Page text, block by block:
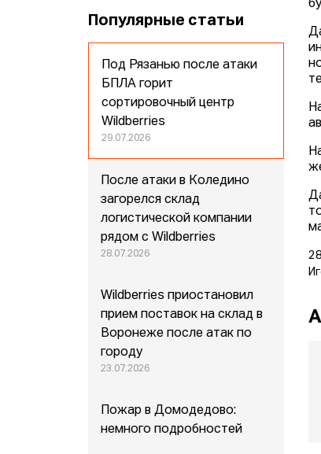
Популярные статьи
Под Рязанью после атаки
БПЛА горит
сортировочный центр
Wildberries
29.07.2026
После атаки в Коледино
загорелся склад
логистической компании
рядом с Wildberries
28.07.2026
Wildberries приостановил
прием поставок на склад в
Воронеже после атак по
городу
23.07.2026
Пожар в Домодедово:
немного подробностей